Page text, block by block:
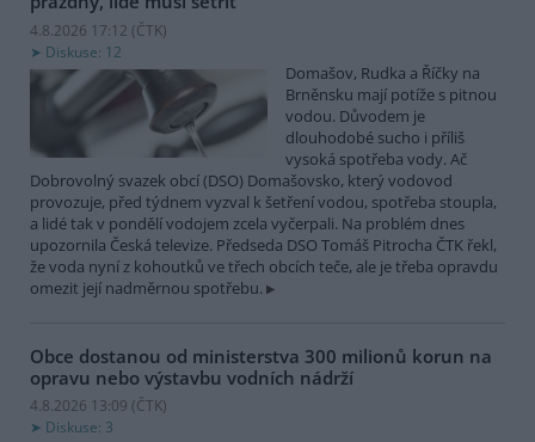
4.8.2026 17:12 (ČTK)
Diskuse: 12
Domašov, Rudka a Říčky na
Brněnsku mají potíže s pitnou
vodou. Důvodem je
dlouhodobé sucho i příliš
vysoká spotřeba vody. Ač
Dobrovolný svazek obcí (DSO) Domašovsko, který vodovod
provozuje, před týdnem vyzval k šetření vodou, spotřeba stoupla,
a lidé tak v pondělí vodojem zcela vyčerpali. Na problém dnes
upozornila Česká televize. Předseda DSO Tomáš Pitrocha ČTK řekl,
že voda nyní z kohoutků ve třech obcích teče, ale je třeba opravdu
omezit její nadměrnou spotřebu.
Obce dostanou od ministerstva 300 milionů korun na
opravu nebo výstavbu vodních nádrží
4.8.2026 13:09 (ČTK)
Diskuse: 3